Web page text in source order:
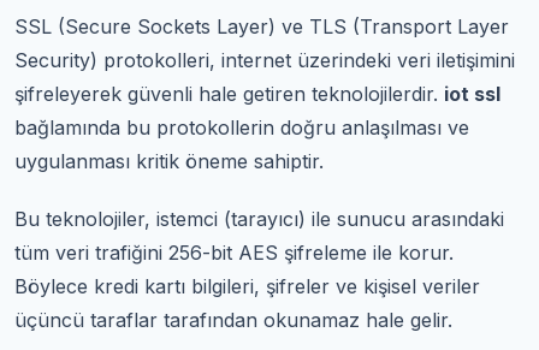
SSL (Secure Sockets Layer) ve TLS (Transport Layer
Security) protokolleri, internet üzerindeki veri iletişimini
şifreleyerek güvenli hale getiren teknolojilerdir. iot ssl
bağlamında bu protokollerin doğru anlaşılması ve
uygulanması kritik öneme sahiptir.
Bu teknolojiler, istemci (tarayıcı) ile sunucu arasındaki
tüm veri trafiğini 256-bit AES şifreleme ile korur.
Böylece kredi kartı bilgileri, şifreler ve kişisel veriler
üçüncü taraflar tarafından okunamaz hale gelir.